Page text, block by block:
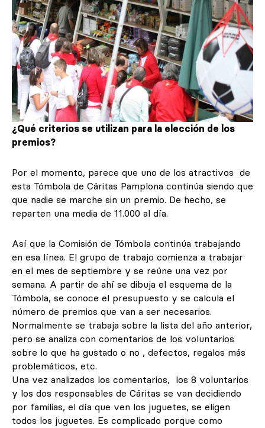
¿Qué criterios se utilizan para la elección de los
premios?
Por el momento, parece que uno de los atractivos de
esta Tómbola de Cáritas Pamplona continúa siendo que
que nadie se marche sin un premio. De hecho, se
reparten una media de 11.000 al día.
Así que la Comisión de Tómbola continúa trabajando
en esa línea. El grupo de trabajo comienza a trabajar
en el mes de septiembre y se reúne una vez por
semana. A partir de ahí se dibuja el esquema de la
Tómbola, se conoce el presupuesto y se calcula el
número de premios que van a ser necesarios.
Normalmente se trabaja sobre la lista del año anterior,
pero se analiza con comentarios de los voluntarios
sobre lo que ha gustado o no , defectos, regalos más
problemáticos, etc.
Una vez analizados los comentarios, los 8 voluntarios
y los dos responsables de Cáritas se van decidiendo
por familias, el día que ven los juguetes, se eligen
todos los juguetes. Es complicado porque como